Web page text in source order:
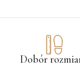
Dobór